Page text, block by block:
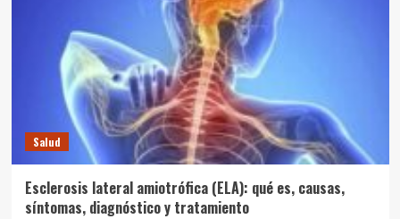
Salud
Esclerosis lateral amiotrófica (ELA): qué es, causas,
síntomas, diagnóstico y tratamiento